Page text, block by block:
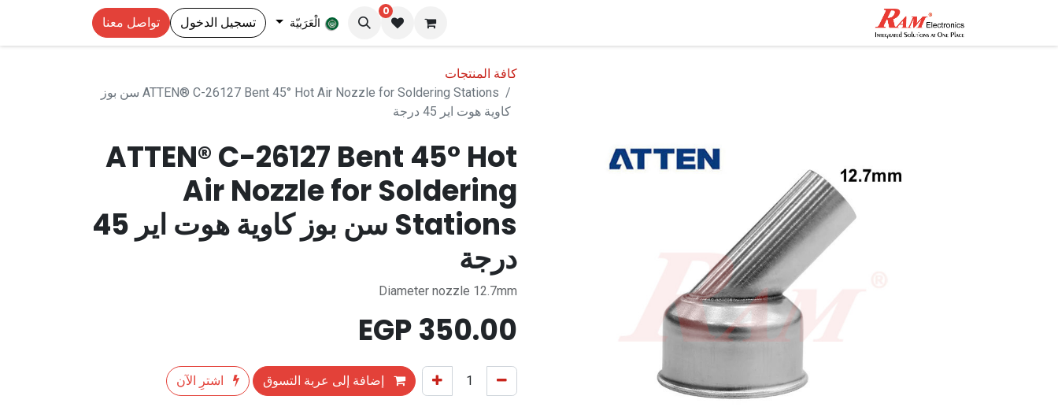
0
الْعَرَبيّة تسجيل الدخول تواصل معنا
كافة المنتجات
ATTEN® C-26127 Bent 45° Hot Air Nozzle for Soldering Stations سن بوز
كاوية هوت اير 45 درجة
ATTEN® C-26127 Bent 45° Hot
Air Nozzle for Soldering
Stations سن بوز كاوية هوت اير 45
درجة
Diameter nozzle 12.7mm
350.00
إضافة إلى عربة التسوق
اشترِ الآن